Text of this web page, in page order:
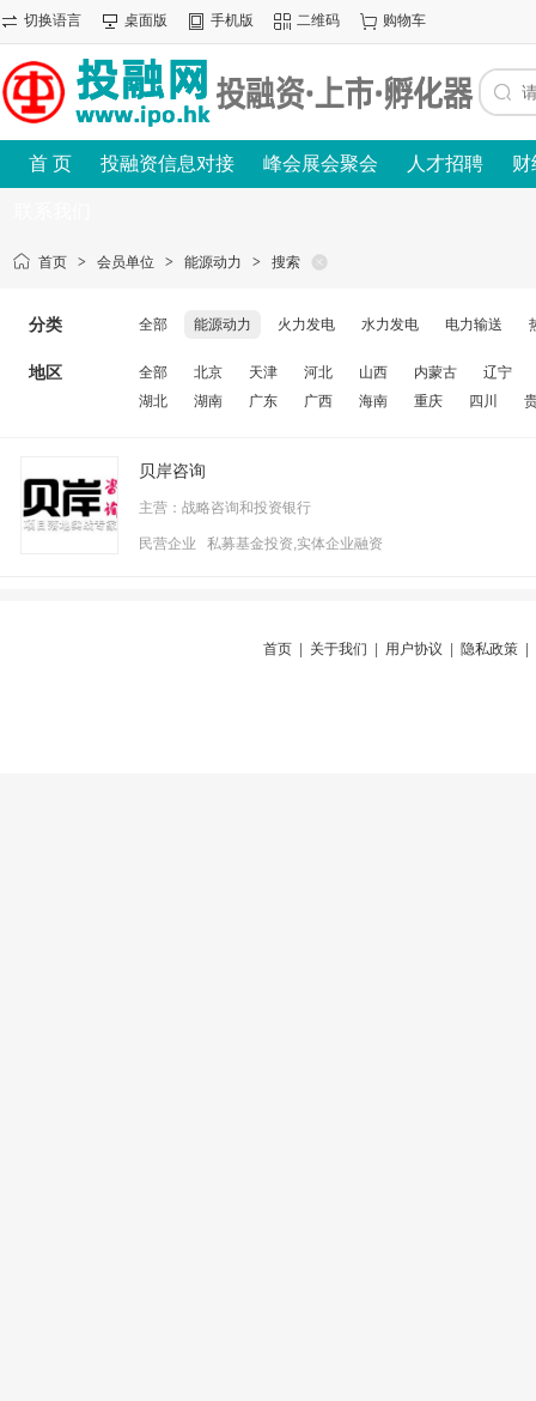
切换语言 桌面版 手机版 二维码 购物车
首 页 投融资信息对接 峰会展会聚会 人才招聘 财
首页 > 会员单位 > 能源动力 > 搜索
分类 全部 能源动力 火力发电 水力发电 电力输送
地区 全部 北京 天津 河北 山西 内蒙古
辽宁
湖北
湖南 广东 广西 海南 重庆 四川
贝岸咨询
主营：战略咨询和投资银行
民营企业 私募基金投资,实体企业融资
首页 关于我们 用户协议 隐私政策